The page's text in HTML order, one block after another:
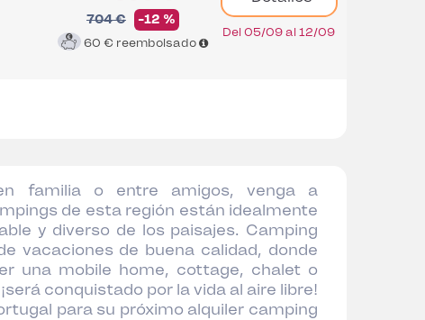
704 € -12 %
60 € reembolsado
Del 05/09 al 12/09
familia o entre amigos, venga a
de esta región están idealmente
y diverso de los paisajes. Camping
vacaciones de buena calidad, donde
una mobile home, cottage, chalet o
conquistado por la vida al aire libre!
para su próximo alquiler camping